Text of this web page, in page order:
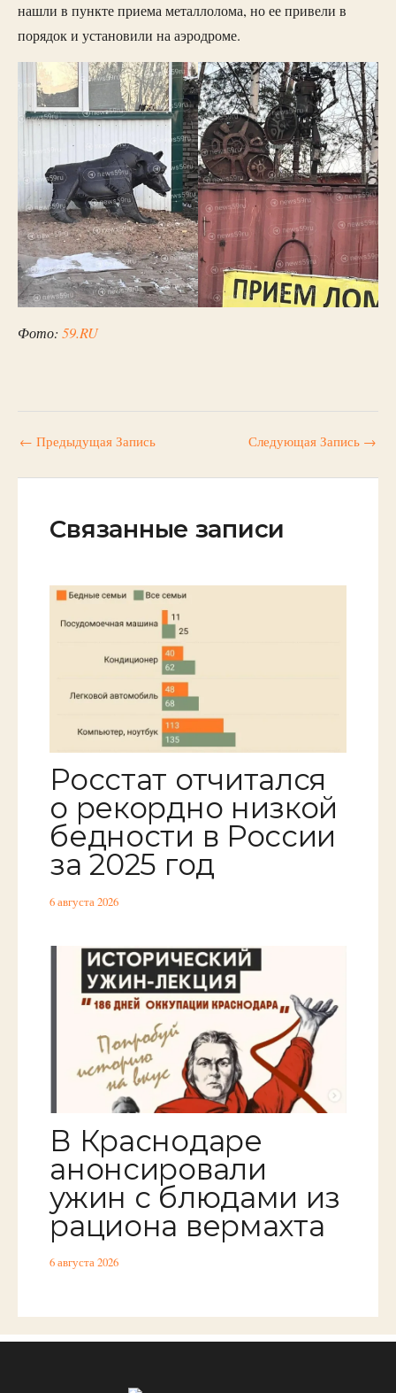
нашли в пункте приема металлолома, но ее привели в
порядок и установили на аэродроме.
Фото: 59.RU
← Предыдущая Запись Следующая Запись →
Связанные записи
Росстат отчитался
о рекордно низкой
бедности в России
за 2025 год
6 августа 2026
В Краснодаре
анонсировали
ужин с блюдами из
рациона вермахта
6 августа 2026